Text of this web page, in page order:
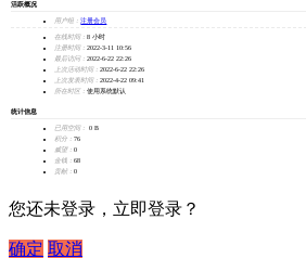
活跃概况
用户组： 注册会员
在线时间： 8 小时
注册时间： 2022-3-11 10:56
最后访问： 2022-6-22 22:26
上次活动时间： 2022-6-22 22:26
上次发表时间： 2022-4-22 09:41
所在时区： 使用系统默认
统计信息
已用空间：
0 B
积分： 76
威望： 0
金钱： 68
贡献： 0
您还未登录，立即登录？
确定 取消